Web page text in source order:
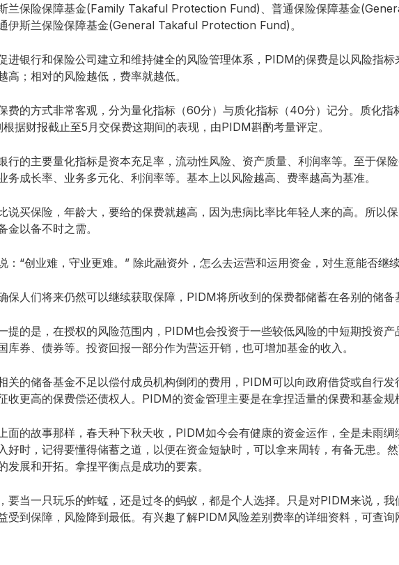
兰保险保障基金(Family Takaful Protection Fund)、普通保险保障基金
伊斯兰保险保障基金(General Takaful Protection Fund)。
进银行和保险公司建立和维持健全的风险管理体系，PIDM的保费是以风险指标
高；相对的风险越低，费率就越低。
费的方式非常客观，分为量化指标（60分）与质化指标（40分）记分。质化指
据财报截止至5月交保费这期间的表现，由PIDM斟酌考量评定。
行的主要量化指标是资本充足率，流动性风险、资产质量、利润率等。至于保
务成长率、业务多元化、利润率等。基本上以风险越高、费率越高为基准。
说买保险，年龄大，要给的保费就越高，因为患病比率比年轻人来的高。所以
金以备不时之需。
：“创业难，守业更难。” 除此融资外，怎么去运营和运用资金，对生意能否继
保人们将来仍然可以继续获取保障，PIDM将所收到的保费都储蓄在各别的储备
提的是，在授权的风险范围内，PIDM也会投资于一些较低风险的中短期投资
库券、债券等。投资回报一部分作为营运开销，也可增加基金的收入。
关的储备基金不足以偿付成员机构倒闭的费用，PIDM可以向政府借贷或自行
收更高的保费偿还债权人。PIDM的资金管理主要是在拿捏适量的保费和基金规
面的故事那样，春天种下秋天收，PIDM如今会有健康的资金运作，全是未雨
好时，记得要懂得储蓄之道，以便在资金短缺时，可以拿来周转，有备无患。
发展和开拓。拿捏平衡点是成功的要素。
要当一只玩乐的蚱蜢，还是过冬的蚂蚁，都是个人选择。只是对PIDM来说，
受到保障，风险降到最低。有兴趣了解PIDM风险差别费率的详细资料，可查询